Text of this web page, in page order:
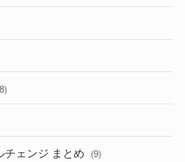
(5)
ェンジ まとめ (9)